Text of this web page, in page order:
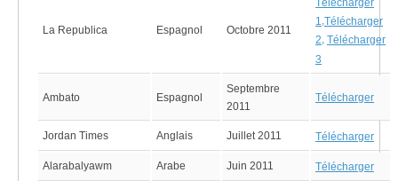
La Republica Espagnol Octobre 2011
Télécharger
1,Télécharger
2, Télécharger
3
Ambato Espagnol
Septembre
2011
Télécharger
Jordan Times Anglais Juillet 2011 Télécharger
Alarabalyawm Arabe Juin 2011 Télécharger